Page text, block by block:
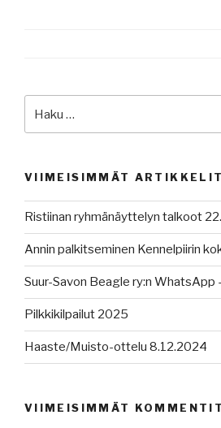
VIIMEISIMMÄT ARTIKKELIT
Ristiinan ryhmänäyttelyn talkoot
Annin palkitseminen Kennelpiirin
Suur-Savon Beagle ry:n WhatsApp
Pilkkikilpailut 2025
Haaste/Muisto-ottelu 8.12.2024
VIIMEISIMMÄT KOMMENTIT